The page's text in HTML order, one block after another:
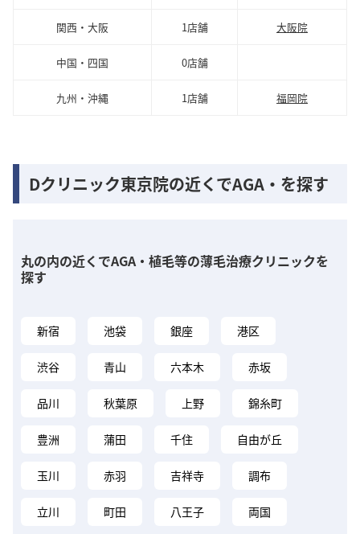
関西・大阪 1店舗 大阪院
中国・四国 0店舗
九州・沖縄 1店舗 福岡院
Dクリニック東京院の近くでAGA・を探す
丸の内の近くでAGA・植毛等の薄毛治療クリニックを
探す
新宿 池袋 銀座 港区
渋谷 青山 六本木 赤坂
品川 秋葉原 上野 錦糸町
豊洲 蒲田 千住 自由が丘
玉川 赤羽 吉祥寺 調布
立川 町田 八王子 両国